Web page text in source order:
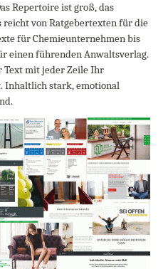
Repertoire ist groß, das
von Ratgebertexten für die
für Chemieunternehmen bis
einen führenden Anwaltsverlag.
mit jeder Zeile Ihr
Inhaltlich stark, emotional